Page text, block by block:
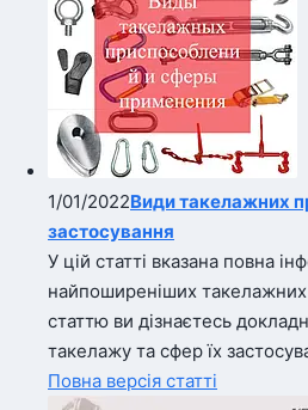
1/01/2022Види такелажних
застосування
У цій статті вказана повна
найпоширеніших
статтю ви дізнаєтесь
такелажу та сфер їх
Повна версія статті